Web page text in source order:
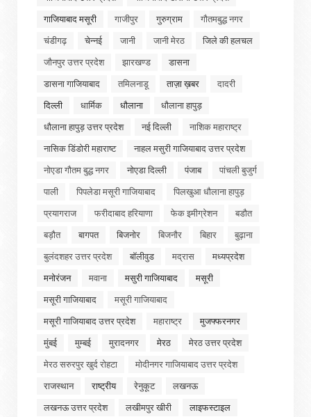
गाजियाबाद मसूरी
गाजीपुर गुरुग्राम
गौतमबुद्ध नगर
चंडीगढ़
चेन्नई जानी जानी मेरठ
जिले की हलचल
जौनपुर उत्तर प्रदेश
झारखण्ड
डासना
डासना गाजियाबाद
तमिलनाडू ताज़ा ख़बर
दादरी
दिल्ली
धार्मिक धौलाना
धौलाना हापुड़
धौलाना हापुड़ उत्तर प्रदेश
नई दिल्ली
नाशिक महाराष्ट्र
नासिक डिंडोरी महाराष्ट
नाहल मसुरी गाजियाबाद उत्तर प्रदेश
नोएडा गौतम बुद्ध नगर
नोएडा दिल्ली पंजाब
पांचली बुजुर्ग
पाली
पिपलेडा मसूरी गाजियाबाद
पिलखुआ धौलाना हापुड़
प्रयागराज
फरीदाबाद हरियाणा फेक इमीग्रेशन
बडौत
बड़ौत
बागपत बिजनोर बिजनौर बिहार
बुढ़ाना
बुलंदशहर उत्तर प्रदेश
बॉलीवुड मद्रास
मध्यप्रदेश
मनोरंजन
मवाना मसुरी गाजियाबाद
मसूरी
मसूरी गाजियाबाद
मसूरी गाजियाबाद
मसूरी गाजियाबाद उत्तर प्रदेश
महाराष्ट्र
मुजफ्फरनगर
मुंबई
मुम्बई मुरादनगर मेरठ
मेरठ उत्तर प्रदेश
मेरठ सरुरपुर खुर्द रोहटा
मोदीनगर गाजियाबाद उत्तर प्रदेश
राजस्थान राष्ट्रीय रेनुकूट
लखनऊ
लखनऊ उत्तर प्रदेश
लखीमपुर खीरी
लाइफस्टाइल